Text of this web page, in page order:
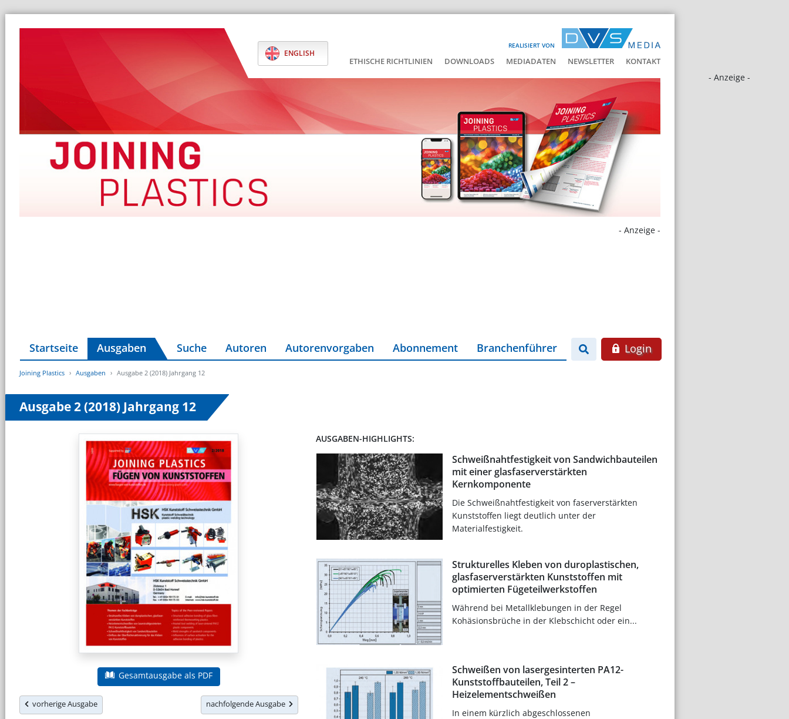
REALISIERT VON
ENGLISH
ETHISCHE RICHTLINIEN DOWNLOADS MEDIADATEN NEWSLETTER KONTAKT
- Anzeige -
- Anzeige -
Startseite Ausgaben Suche Autoren Autorenvorgaben Abonnement Branchenführer Login
Joining Plastics Ausgaben Ausgabe 2 (2018) Jahrgang 12
Ausgabe 2 (2018) Jahrgang 12
Gesamtausgabe als PDF
vorherige Ausgabe nachfolgende Ausgabe
AUSGABEN-HIGHLIGHTS:
Schweißnahtfestigkeit von Sandwichbauteilen
mit einer glasfaserverstärkten
Kernkomponente
Die Schweißnahtfestigkeit von faserverstärkten
Kunststoffen liegt deutlich unter der
Materialfestigkeit.
Strukturelles Kleben von duroplastischen,
glasfaserverstärkten Kunststoffen mit
optimierten Fügeteilwerkstoffen
Während bei Metallklebungen in der Regel
Kohäsionsbrüche in der Klebschicht oder ein...
Schweißen von lasergesinterten PA12-
Kunststoffbauteilen, Teil 2 –
Heizelementschweißen
In einem kürzlich abgeschlossenen